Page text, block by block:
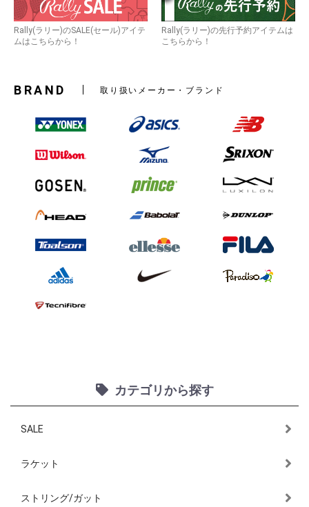
Rally(ラリー)のSALE(セール)アイテ
ムはこちらから！
Rally(ラリー)の先行予約アイテムは
こちらから！
BRAND 取り扱いメーカー・ブランド
カテゴリから探す
SALE
ラケット
ストリング/ガット